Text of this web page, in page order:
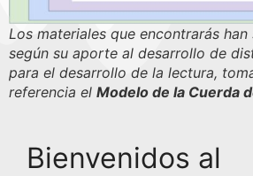
Bienvenidos al
Los materiales que encontrarás
según su aporte al desarrollo de
para el desarrollo de la lectura,
referencia el Modelo de la Cuerda